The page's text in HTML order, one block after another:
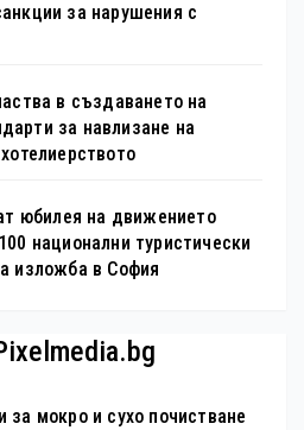
за нарушения с
в създаването на
за навлизане на
юбилея на движението
национални туристически
изложба в София
за мокро и сухо почистване